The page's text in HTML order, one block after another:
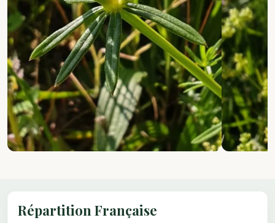
Répartition Française